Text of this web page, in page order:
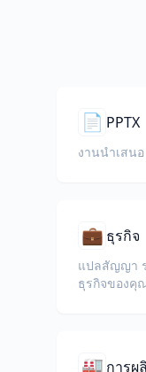
📄 PPTX
งานนำเสน
💼 ธุรกิจ
แปลสัญญา
ธุรกิจของคุ
🏭 การผ